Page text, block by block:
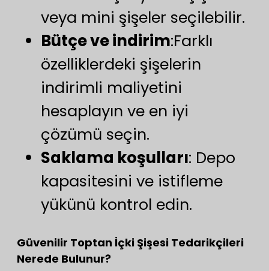
veya mini şişeler seçilebilir.
Bütçe ve indirim:Farklı
özelliklerdeki şişelerin
indirimli maliyetini
hesaplayın ve en iyi
çözümü seçin.
Saklama koşulları: Depo
kapasitesini ve istifleme
yükünü kontrol edin.
Güvenilir Toptan İçki Şişesi Tedarikçileri
Nerede Bulunur?